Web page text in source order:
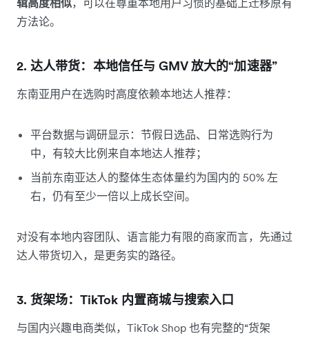
方法论。
2. 达人带货：本地信任与 GMV 放大的“加速器”
东南亚用户在选购时高度依赖本地达人推荐：
平台数据与调研显示：节假日选品、日常选购行为
中，有较大比例来自本地达人推荐；
当前东南亚达人的整体生态体量约为国内的 50% 左
右，仍有至少一倍以上成长空间。
对没有本地内容团队、语言能力有限的商家而言，先通过
达人带货切入，是更务实的路径。
3. 货架场：TikTok 内置商城与搜索入口
与国内兴趣电商类似，TikTok Shop 也有完整的“货架